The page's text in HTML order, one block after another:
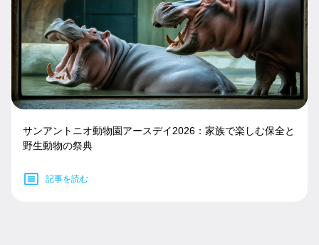
サンアントニオ動物園アースデイ2026：家族で楽しむ保全と
野生動物の祭典
記事を読む